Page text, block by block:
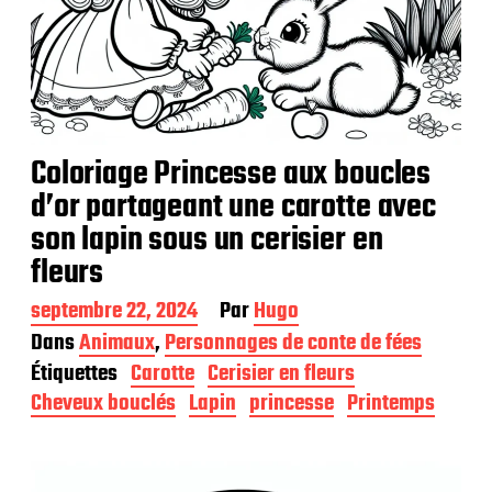
Coloriage Princesse aux boucles
d’or partageant une carotte avec
son lapin sous un cerisier en
fleurs
D
a
t
e
d
e
septembre 22, 2024 ParHugo
DansAnimaux,Personnages de conte de fées
Étiquettes Carotte Cerisier en fleurs
Cheveux bouclés Lapin princesse Printemps